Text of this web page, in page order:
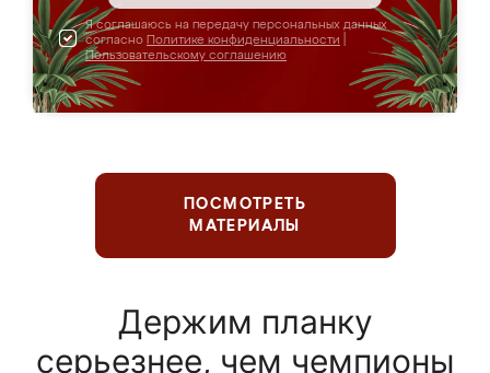
Я соглашаюсь на передачу персональных данных
согласно Политике конфиденциальности
Пользовательскому соглашению
ПОСМОТРЕТЬ
МАТЕРИАЛЫ
Держим планку
серьезнее, чем чемпионы